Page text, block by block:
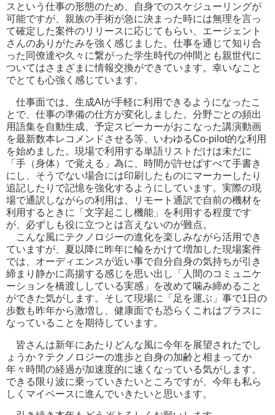
スという仕事の形態のため、自身でのスケジューリングが
可能ですが、親族の手術が急に決まった時には無理を言っ
て確定した案件のリリースに応じてもらい、エージェント
さんのありがたみを強く感じました。仕事を通じて知り合
った同僚達や久々に繋がった学生時代の仲間とも親世代に
ついてはさまざまに情報交換ができています。幸いなこと
でとても心強く感じています。
仕事面では、生成AIが手軽に利用できるようになったこ
とで、仕事の準備の仕方が変化しました。分野ごとの頻出
用語集を自動生成、予定スピーカーがおこなった講演動画
を最新数本レコメンドさせる等、いわゆるCo-pilot的な利用
を始めました。現場で利用する単語リストだけは未だに
「手（身体）で覚える」為に、時間が許せばすべて手書き
にし、そうでない場合には印刷したものにマーカーしたり
追記したりで記憶を強化するようにしています。実際の現
場で通訳しながらの利用は、リモート通訳で自前の機材を
利用するときに「文字起こし機能」を利用する程度です
が、必ずしも役に立つとは言えないのが難点。
こんな風にテクノロジーの進化を楽しみながら活用でき
ていますが、夏以降に昨年に輪をかけて増加した現場案件
では、オーディエンスが近い事で自分自身の気持ちが引き
締まり静かに高揚する感じを思い出し「人間のコミュニケ
ーションを橋渡ししている実感」を改めて噛み締めること
ができた気がします。そして現場に「足を運ぶ」事で1日の
歩数も昨年から激増し、健康面でも恐らくこれはプラスに
なっていることを期待しています。
皆さんは新年にあたりどんな風に今年を展望されたでし
ょうか？テクノロジーの進歩と自身の加齢と相まってか
年々時間の経過が加速度的に速くなっている気がします。
できる限り波に乗っていきたいところですが、今年も私ら
しくマイペースに進んでいきたいと思います。